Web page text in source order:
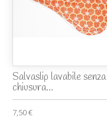
Salvaslip lavabile senza
chiusura...
7,50 €